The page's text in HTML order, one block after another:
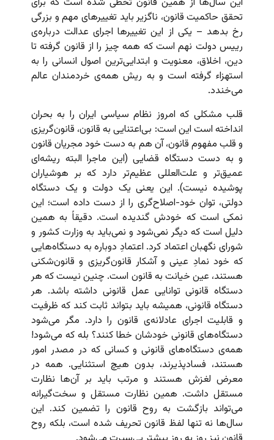
تحقق حاکمیت قانون، ناگزیر باید تغییرهای مهم و بزرگی
رخ بدهد – یکی از این تغییرها اجرای عدالت درباره‌ی
رییس دولت نهم است که همه چیز را از قانون گرفته تا
دین، اخلاق، معنویت و ابتدایی‌ترین اصول انسانی را به
استهزاء گرفته است و به ریش همه‌ی خردمندان عالم
می‌خندد.
قلب مشکلی که امروز نظام سیاسی ایران را به بحران
انداخته است این است: بی‌اعتنایی به قانون، قانون‌گریزی
و قلب مفهوم قانون، آن هم به دست خود مجریان قانون
و به دست دستگاه قضایی (این ماجرا البته ریشه‌ای
عمیق‌تر و علت‌العللی عظیم‌تر دارد که بر هوشیاران
پوشیده نیست). این یعنی یک دولت و یک دستگاه
دولتی، توان خود-اصلاح‌گری را از دست داده است؛ این
نمکی است که خودش گندیده است. دقیقاً به همین
دلیل است که دیگر نمی‌شود و نمی‌باید به وزارت کشور و
شورای نگهبان اعتماد کرد. اعتمادِ دوباره به دستگاه‌هایی
که خود نمادِ عینی و آشکار قانون‌گریزی و قانون‌شکنی
هستند، عین خیانت به قانون است. چنین نیست که هر
دستگاه قانونی توانایی عمل قانونی داشته باشد. هر
دستگاه قانونی، همیشه باید بتواند ثابت کند که ظرفیت
و قابلیت اجرای عادلانه‌ی قانون را دارد. مگر می‌شود
دستگاه‌های قانونی خودشان خطا کنند؟ بله که می‌شود!
همه‌ی دستگاه‌های قانونی و کسانی که در مصدر امور
هستند، فسادپذیرند، بدون هیچ استثنایی. همه در
معرض لغزش هستند و مرتب باید بر آن‌ها نظارت
مستقل داشت. همین نظارت مستقل و سخت‌گیرانه
می‌تواند بازگشت به روح قانون را تضمین کند. این
سال‌ها نه تنها لفظ قانون تحریف شده است، بلکه روح